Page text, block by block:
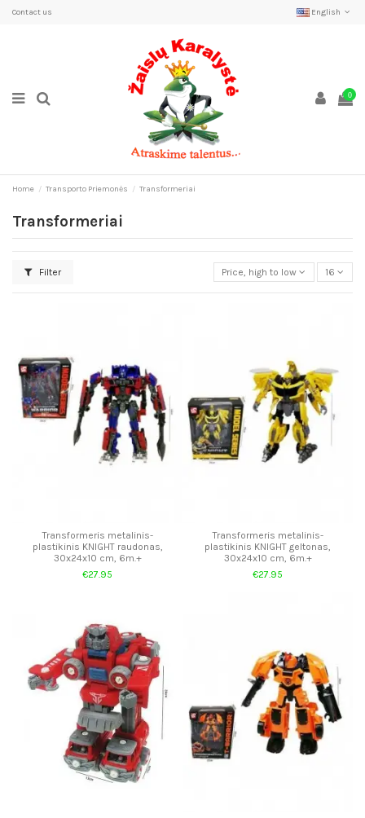
Contact us English
0
Home Transporto Priemonės Transformeriai
Transformeriai
Filter Price, high to low 16
Transformeris metalinis-
plastikinis KNIGHT raudonas,
30x24x10 cm, 6m.+
€27.95
Transformeris metalinis-
plastikinis KNIGHT geltonas,
30x24x10 cm, 6m.+
€27.95